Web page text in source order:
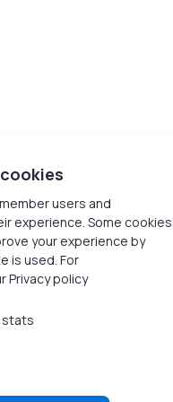
users and
experience. Some cookies
your experience by
is used. For
Privacy policy
stats